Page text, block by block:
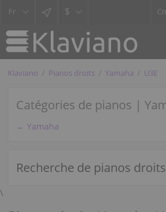
$
Klaviano Pianos droits Yamaha U3E
Catégories de pianos |
← Yamaha
Recherche de pianos droits
\